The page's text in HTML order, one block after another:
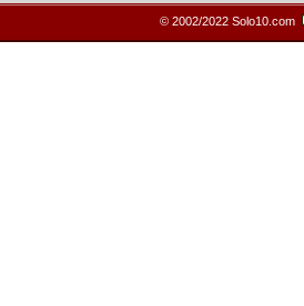
© 2002/2022 Solo10.com